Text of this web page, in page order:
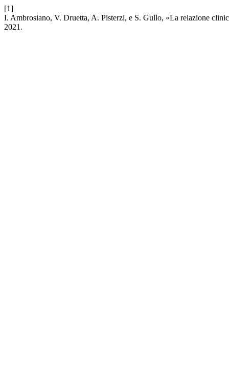
[1]
I. Ambrosiano, V. Druetta, A. Pisterzi, e S. Gullo, «La relazione
2021.